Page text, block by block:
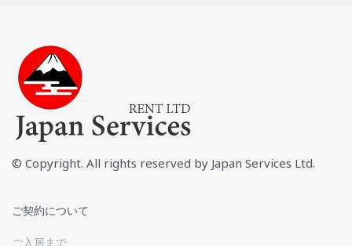
© Copyright. All rights reserved by Japan Services Ltd.
ご契約について
ご入居まで